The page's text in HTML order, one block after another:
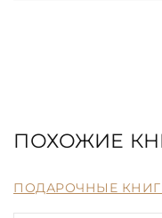
ПОХОЖИЕ
ПОДАРОЧНЫЕ